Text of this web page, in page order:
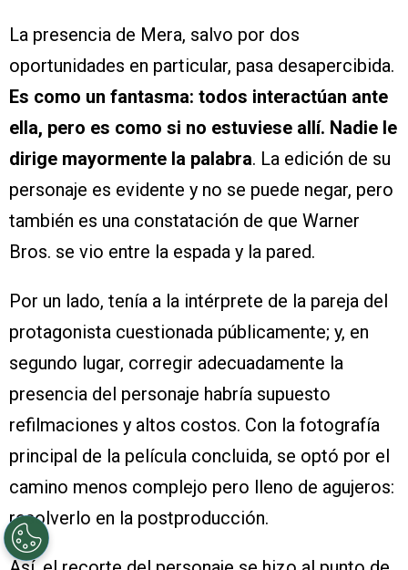
La presencia de Mera, salvo por dos
oportunidades en particular, pasa desapercibida.
Es como un fantasma: todos interactúan ante
ella, pero es como si no estuviese allí. Nadie le
dirige mayormente la palabra. La edición de su
personaje es evidente y no se puede negar, pero
también es una constatación de que Warner
Bros. se vio entre la espada y la pared.
Por un lado, tenía a la intérprete de la pareja del
protagonista cuestionada públicamente; y, en
segundo lugar, corregir adecuadamente la
presencia del personaje habría supuesto
refilmaciones y altos costos. Con la fotografía
principal de la película concluida, se optó por el
camino menos complejo pero lleno de agujeros:
resolverlo en la postproducción.